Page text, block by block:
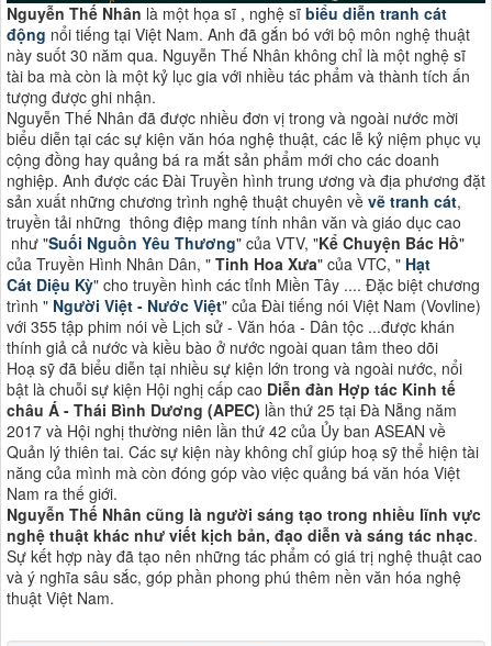
Nguyễn Thế Nhân là một họa sĩ , nghệ sĩ biểu diễn tranh cát
động nổi tiếng tại Việt Nam. Anh đã gắn bó với bộ môn nghệ thuật
này suốt 30 năm qua. Nguyễn Thế Nhân không chỉ là một nghệ sĩ
tài ba mà còn là một kỷ lục gia với nhiều tác phẩm và thành tích ấn
tượng được ghi nhận.
Nguyễn Thế Nhân đã được nhiều đơn vị trong và ngoài nước mời
biểu diễn tại các sự kiện văn hóa nghệ thuật, các lễ kỷ niệm phục vụ
cộng đồng hay quảng bá ra mắt sản phẩm mới cho các doanh
nghiệp. Anh được các Đài Truyền hình trung ương và địa phương đặt
sản xuất những chương trình nghệ thuật chuyên về vẽ tranh cát,
truyền tải những thông điệp mang tính nhân văn và giáo dục cao
như "Suối Nguồn Yêu Thương" của VTV, "Kể Chuyện Bác Hồ"
của Truyền Hình Nhân Dân, " Tinh Hoa Xưa" của VTC, " Hạt
Cát Diệu Kỳ" cho truyền hình các tỉnh Miền Tây .... Đặc biệt chương
trình " Người Việt - Nước Việt" của Đài tiếng nói Việt Nam (Vovline)
với 355 tập phim nói về Lịch sử - Văn hóa - Dân tộc ...được khán
thính giả cả nước và kiều bào ở nước ngoài quan tâm theo dõi
Hoạ sỹ đã biểu diễn tại nhiều sự kiện lớn trong và ngoài nước, nổi
bật là chuỗi sự kiện Hội nghị cấp cao Diễn đàn Hợp tác Kinh tế
châu Á - Thái Bình Dương (APEC) lần thứ 25 tại Đà Nẵng năm
2017 và Hội nghị thường niên lần thứ 42 của Ủy ban ASEAN về
Quản lý thiên tai. Các sự kiện này không chỉ giúp hoạ sỹ thể hiện tài
năng của mình mà còn đóng góp vào việc quảng bá văn hóa Việt
Nam ra thế giới​​.
Nguyễn Thế Nhân cũng là người sáng tạo trong nhiều lĩnh vực
nghệ thuật khác như viết kịch bản, đạo diễn và sáng tác nhạc.
Sự kết hợp này đã tạo nên những tác phẩm có giá trị nghệ thuật cao
và ý nghĩa sâu sắc, góp phần phong phú thêm nền văn hóa nghệ
thuật Việt Nam​​.